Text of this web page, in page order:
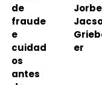
Jacson
er